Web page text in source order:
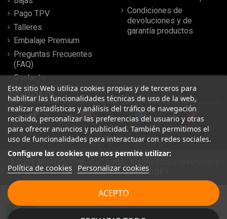
Leer más reseñas
Pago TPV
Talleres
Embalaje Premium
Preguntas Frecuentes
(FAQ)
Contacto
Condiciones de
devoluciones y de
garantía productos
Este sitio Web utiliza cookies propias y de terceros para
habilitar las funcionalidades técnicas de uso de la web,
realizar estadísticas y análisis del tráfico de navegación
recibido, personalizar las preferencias del usuario y otras
para ofrecer anuncios y publicidad. También permitimos el
uso de funcionalidades para interactuar con redes sociales.
Configure las cookies que nos permite utilizar:
Política de cookies Personalizar cookies
ACEPTO
SÍGUENOS EN
| Desarrollado porSeintoSOFT